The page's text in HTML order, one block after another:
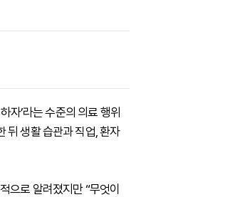
자’라는 수준의 의료 행위
뒤 생활 습관과 직업, 환자
으로 알려졌지만 “무엇이